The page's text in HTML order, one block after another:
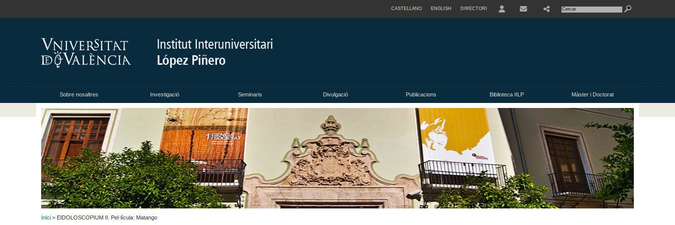
CASTELLANO ENGLISH DIRECTORI
Sobre nosaltres Investigació Seminaris Divulgació Publicacions Biblioteca IILP Màster i Doctorat
Inici > EIDOLOSCOPIUM II. Pel·lícula: Matango